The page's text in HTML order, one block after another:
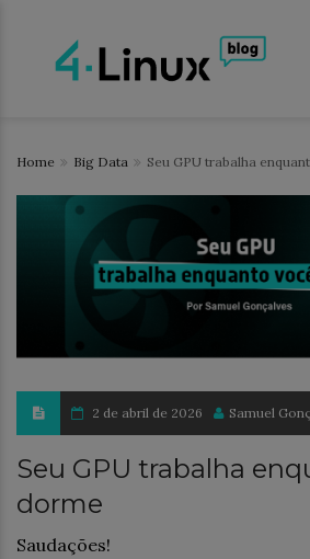
Home Big Data Seu GPU trabalha
2 de abril de 2026 Samuel
Seu GPU trabalha
dorme
Saudações!